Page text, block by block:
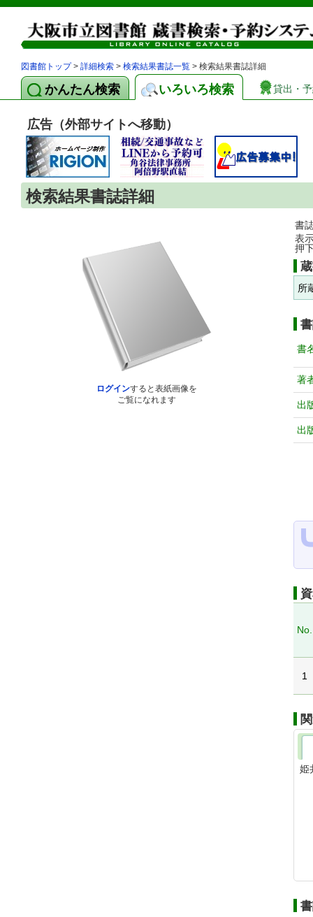
図書館トップ> 詳細検索 > 検索結果書誌一覧 > 検索結果書誌詳細
かんたん検索 いろいろ検索 貸出・
広告（外部サイトへ移動）
検索結果書誌詳細
ログインすると表紙画像を
ご覧になれます
書
表
押
所
書
著
出
出
No.
1
姫